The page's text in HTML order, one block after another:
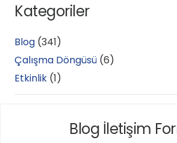
Kategoriler
Blog (341)
Çalışma Döngüsü (6)
Etkinlik (1)
Blog İletişim